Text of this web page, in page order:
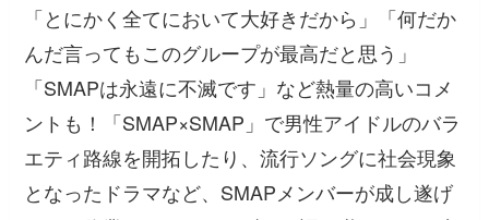
「とにかく全てにおいて大好きだから」「何だか
んだ言ってもこのグループが最高だと思う」
「SMAPは永遠に不滅です」など熱量の高いコメ
ントも！「SMAP×SMAP」で男性アイドルのバラ
エティ路線を開拓したり、流行ソングに社会現象
となったドラマなど、SMAPメンバーが成し遂げ